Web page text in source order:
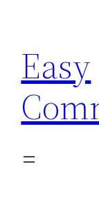
contenu
Easy